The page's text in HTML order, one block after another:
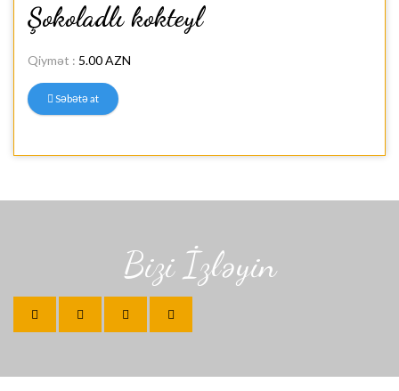
Şokoladlı kokteyl
Qiymət : 5.00 AZN
Səbətə at
Bizi İzləyin